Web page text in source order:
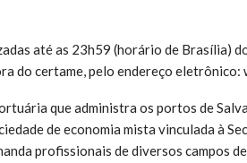
até as 23h59 (horário de Brasília)
do certame, pelo endereço
que administra os portos de
de economia mista vinculada à
profissionais de diversos campos